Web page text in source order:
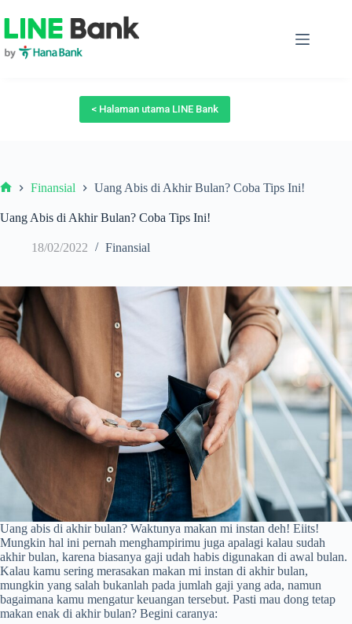
to
content
< Halaman utama LINE Bank
Finansial Uang Abis di Akhir Bulan? Coba Tips Ini!
Uang Abis di Akhir Bulan? Coba Tips Ini!
18/02/2022 Finansial
Uang abis di akhir bulan? Waktunya makan mi instan deh! Eiits!
Mungkin hal ini pernah menghampirimu juga apalagi kalau sudah
akhir bulan, karena biasanya gaji udah habis digunakan di awal bulan.
Kalau kamu sering merasakan makan mi instan di akhir bulan,
mungkin yang salah bukanlah pada jumlah gaji yang ada, namun
bagaimana kamu mengatur keuangan tersebut. Pasti mau dong tetap
makan enak di akhir bulan? Begini caranya: